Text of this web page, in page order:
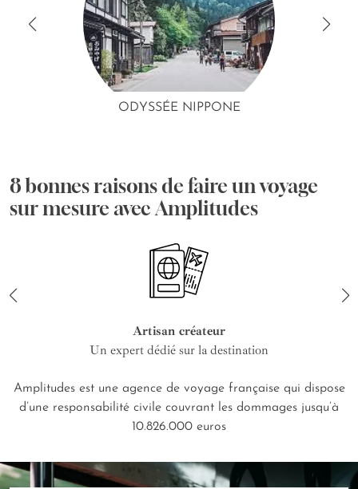
ODYSSÉE NIPPONE
8 bonnes raisons de faire un voyage
sur mesure avec Amplitudes
Artisan créateur
Un expert dédié sur la destination
Amplitudes est une agence de voyage française qui dispose
d’une responsabilité civile couvrant les dommages jusqu’à
10.826.000 euros